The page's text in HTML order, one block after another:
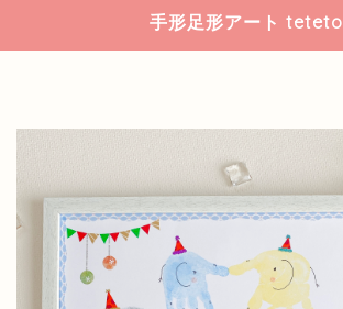
手形足形アート teteto